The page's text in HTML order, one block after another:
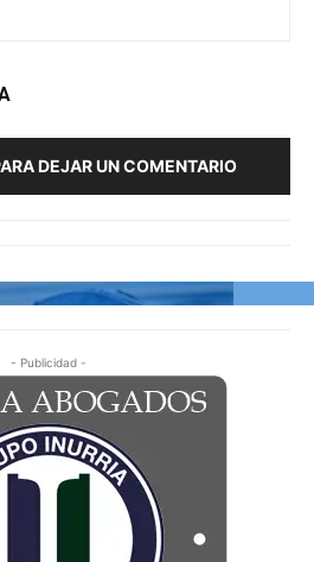
DEJAR UN COMENTARIO
- Publicidad -